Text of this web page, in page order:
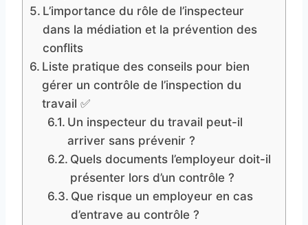
L’importance du rôle de l’inspecteur
dans la médiation et la prévention des
conflits
Liste pratique des conseils pour bien
gérer un contrôle de l’inspection du
travail ✅
Un inspecteur du travail peut-il
arriver sans prévenir ?
Quels documents l’employeur doit-il
présenter lors d’un contrôle ?
Que risque un employeur en cas
d’entrave au contrôle ?